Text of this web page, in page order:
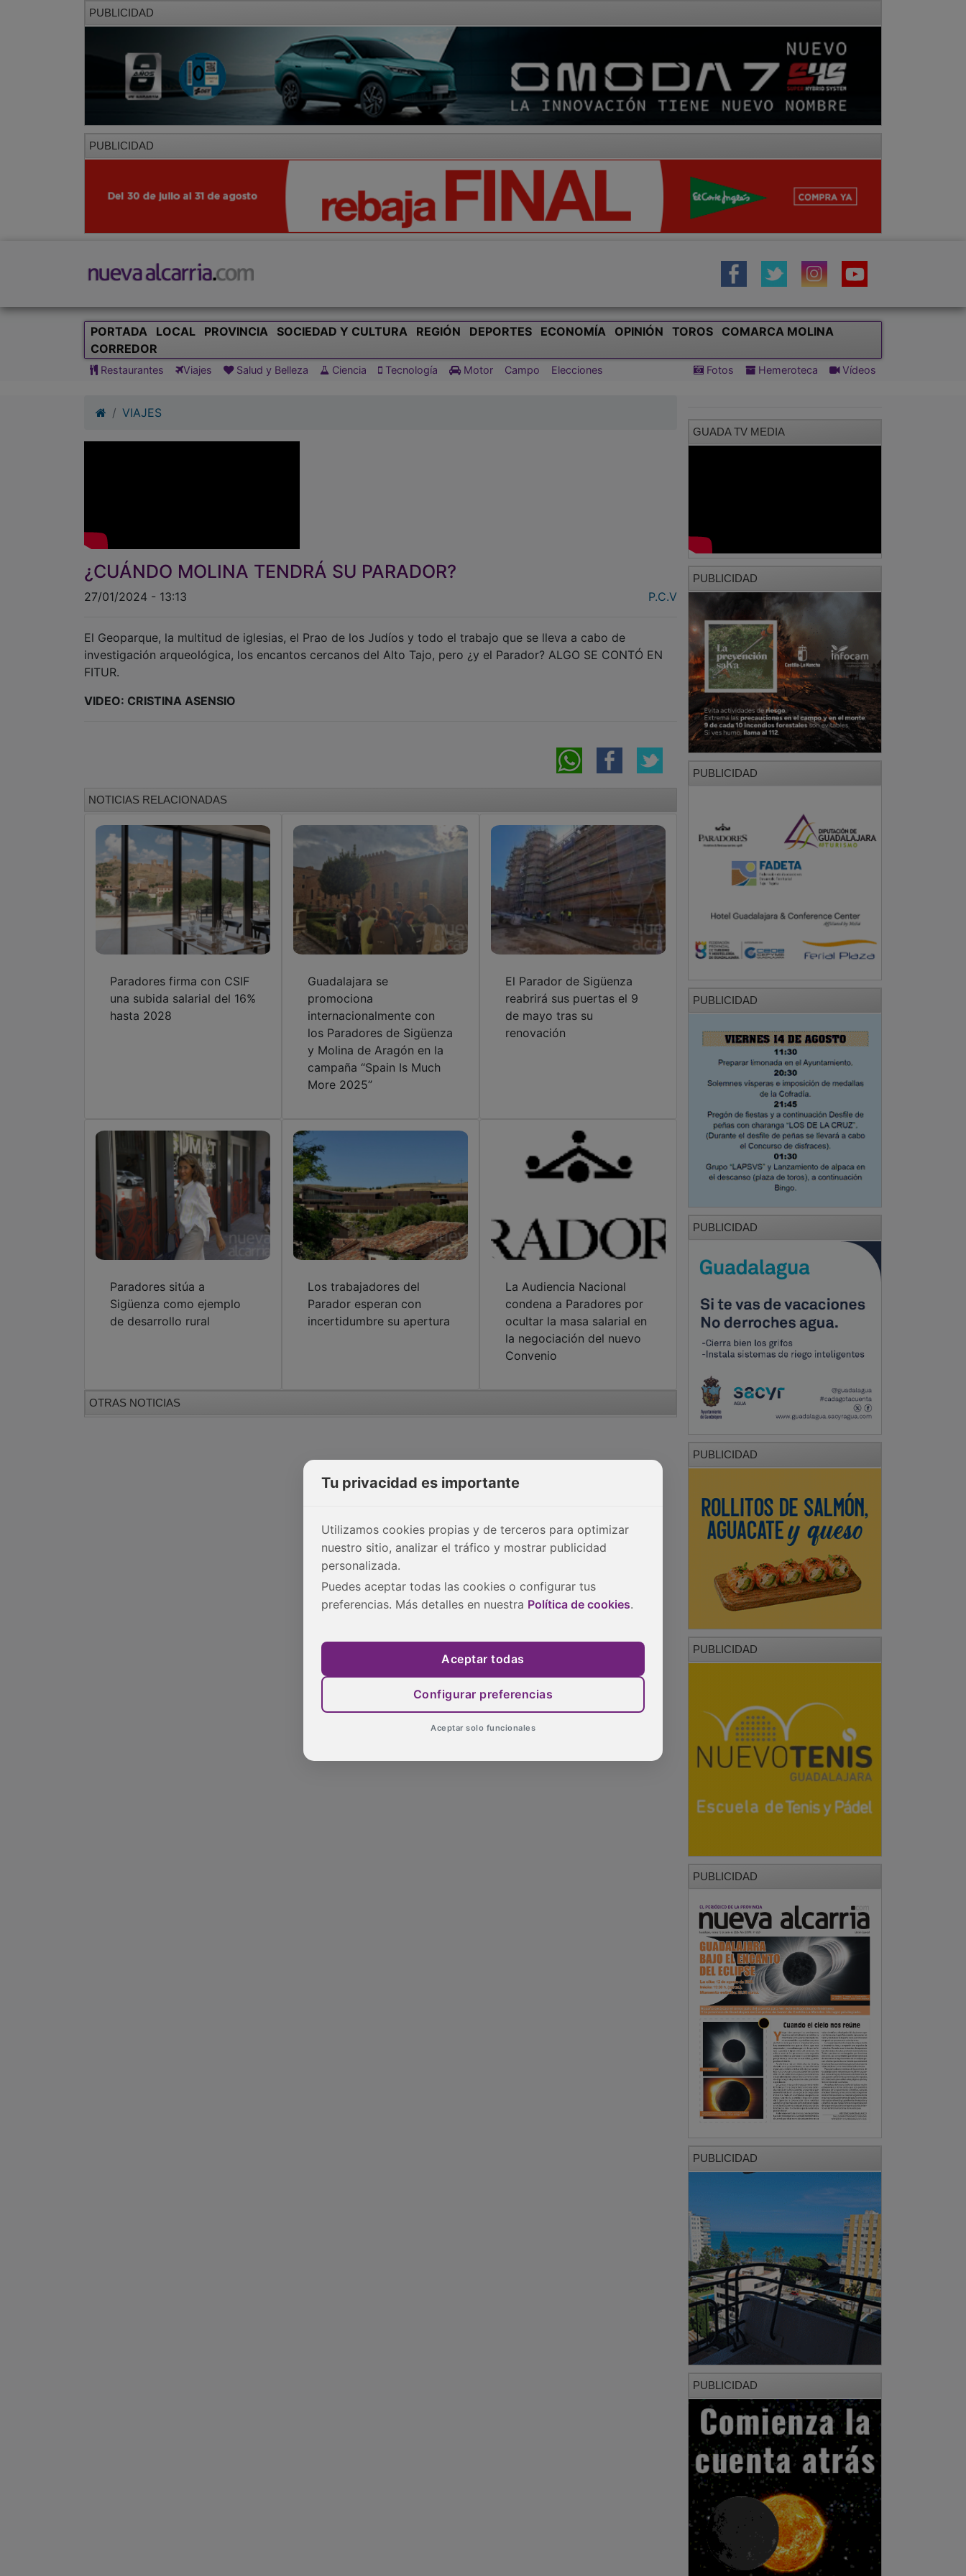
PUBLICIDAD
PUBLICIDAD
PORTADA LOCAL PROVINCIA SOCIEDAD Y CULTURA REGIÓN DEPORTES ECONOMÍA OPINIÓN TOROS
COMARCA MOLINA
CORREDOR
Restaurantes Viajes Salud y Belleza Ciencia Tecnología Motor Campo Elecciones Fotos Hemeroteca Vídeos
VIAJES
¿CUÁNDO MOLINA TENDRÁ SU PARADOR?
27/01/2024 - 13:13 P.C.V
El Geoparque, la multitud de iglesias, el Prao de los Judíos y todo el trabajo que se lleva a cabo de
investigación arqueológica, los encantos cercanos del Alto Tajo, pero ¿y el Parador? ALGO SE CONTÓ EN
FITUR.
VIDEO: CRISTINA ASENSIO
NOTICIAS RELACIONADAS
Paradores firma con CSIF
una subida salarial del 16%
hasta 2028
Guadalajara se
promociona
internacionalmente con
los Paradores de Sigüenza
y Molina de Aragón en la
campaña “Spain Is Much
More 2025”
El Parador de Sigüenza
reabrirá sus puertas el 9
de mayo tras su
renovación
Paradores sitúa a
Sigüenza como ejemplo
de desarrollo rural
Los trabajadores del
Parador esperan con
incertidumbre su apertura
La Audiencia Nacional
condena a Paradores por
ocultar la masa salarial en
la negociación del nuevo
Convenio
OTRAS NOTICIAS
GUADA TV MEDIA
PUBLICIDAD
PUBLICIDAD
PUBLICIDAD
PUBLICIDAD
PUBLICIDAD
PUBLICIDAD
PUBLICIDAD
PUBLICIDAD
PUBLICIDAD
Tu privacidad es importante
Utilizamos cookies propias y de terceros para optimizar
nuestro sitio, analizar el tráfico y mostrar publicidad
personalizada.
Puedes aceptar todas las cookies o configurar tus
preferencias. Más detalles en nuestra Política de cookies.
Aceptar todas
Configurar preferencias
Aceptar solo funcionales